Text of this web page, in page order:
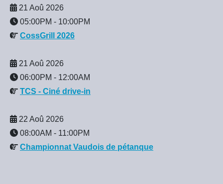
21 Aoû 2026
05:00PM - 10:00PM
CossGrill 2026
21 Aoû 2026
06:00PM - 12:00AM
TCS - Ciné drive-in
22 Aoû 2026
08:00AM - 11:00PM
Championnat Vaudois de pétanque